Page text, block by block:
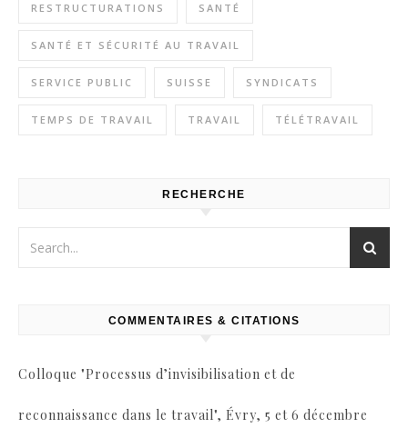
RESTRUCTURATIONS SANTÉ
SANTÉ ET SÉCURITÉ AU TRAVAIL
SERVICE PUBLIC SUISSE SYNDICATS
TEMPS DE TRAVAIL TRAVAIL TÉLÉTRAVAIL
RECHERCHE
COMMENTAIRES & CITATIONS
Colloque "Processus d’invisibilisation et de
reconnaissance dans le travail", Évry, 5 et 6 décembre